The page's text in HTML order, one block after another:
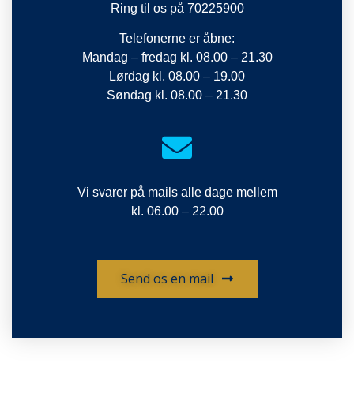
Ring til os på 70225900
Telefonerne er åbne:
Mandag – fredag kl. 08.00 – 21.30
Lørdag kl. 08.00 – 19.00
Søndag kl. 08.00 – 21.30
Vi svarer på mails alle dage mellem
kl. 06.00 – 22.00
Send os en mail